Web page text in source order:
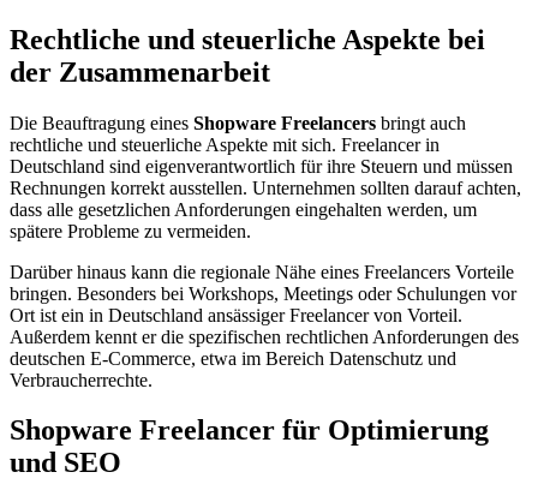
Rechtliche und steuerliche Aspekte bei
der Zusammenarbeit
Die Beauftragung eines Shopware Freelancers bringt auch
rechtliche und steuerliche Aspekte mit sich. Freelancer in
Deutschland sind eigenverantwortlich für ihre Steuern und müssen
Rechnungen korrekt ausstellen. Unternehmen sollten darauf achten,
dass alle gesetzlichen Anforderungen eingehalten werden, um
spätere Probleme zu vermeiden.
Darüber hinaus kann die regionale Nähe eines Freelancers Vorteile
bringen. Besonders bei Workshops, Meetings oder Schulungen vor
Ort ist ein in Deutschland ansässiger Freelancer von Vorteil.
Außerdem kennt er die spezifischen rechtlichen Anforderungen des
deutschen E-Commerce, etwa im Bereich Datenschutz und
Verbraucherrechte.
Shopware Freelancer für Optimierung
und SEO